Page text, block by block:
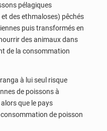
pélagiques
des ethmaloses) pêchés
puis transformés en
des animaux dans
de la consommation
à lui seul risque
de poissons à
que le pays
de poisson